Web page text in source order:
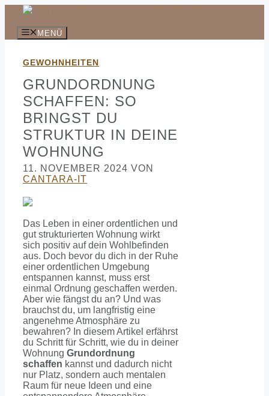
springenMENÜ
GEWOHNHEITEN
GRUNDORDNUNG
SCHAFFEN: SO
BRINGST DU
STRUKTUR IN DEINE
WOHNUNG
11. NOVEMBER 2024 VON
CANTARA-IT
Das Leben in einer ordentlichen und
gut strukturierten Wohnung wirkt
sich positiv auf dein Wohlbefinden
aus. Doch bevor du dich in der Ruhe
einer ordentlichen Umgebung
entspannen kannst, muss erst
einmal Ordnung geschaffen werden.
Aber wie fängst du an? Und was
brauchst du, um langfristig eine
angenehme Atmosphäre zu
bewahren? In diesem Artikel erfährst
du Schritt für Schritt, wie du in deiner
Wohnung Grundordnung
schaffen kannst und dadurch nicht
nur Platz, sondern auch mentalen
Raum für neue Ideen und eine